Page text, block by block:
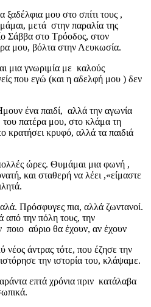
μου στο σπίτι τους ,
μετά στην παραλία της
Σάββα στο Τρόοδος, στον
μου, βόλτα στην Λευκωσία.
μια γνωριμία με καλούς
που εγώ (και η αδελφή μου ) δεν
ένα παιδί, αλλά την αγωνία
του πατέρα μου, στο κλάμα τη
κρατήσει κρυφό, αλλά τα παιδιά
ώρες. Θυμάμαι μια φωνή ,
και σταθερή να λέει ,«είμαστε
Πρόσφυγες πια, αλλά ζωντανοί.
από την πόλη τους, την
αύριο θα έχουν, αν έχουν
άντρας τότε, που έζησε την
την ιστορία του, κλάψαμε.
επτά χρόνια πριν κατάλαβα